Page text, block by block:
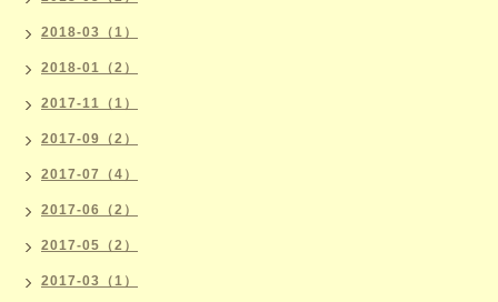
2018-03（1）
2018-01（2）
2017-11（1）
2017-09（2）
2017-07（4）
2017-06（2）
2017-05（2）
2017-03（1）